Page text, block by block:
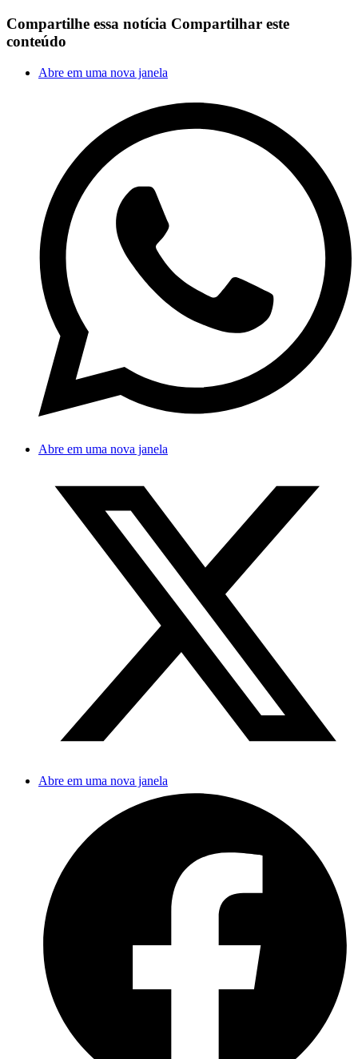
Compartilhe essa notícia Compartilhar este
conteúdo
Abre em uma nova janela
Abre em uma nova janela
Abre em uma nova janela